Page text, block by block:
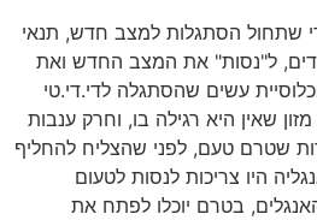
שתחול הסתגלות למצב חדש, תנאי
ל"נסות" את המצב החדש ואת
עשים שהסתגלה לדי.די.טי
שאין היא רגילה בו, וחרק ענבות
שטרם טעם, לפני שהצליח להחליף
היו צריכות לנסות לטעום
בטרם יוכלו לפתח את